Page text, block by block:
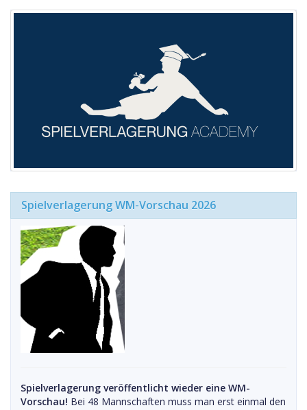
Spielverlagerung WM-Vorschau 2026
Spielverlagerung veröffentlicht wieder eine WM-
Vorschau! Bei 48 Mannschaften muss man erst einmal den